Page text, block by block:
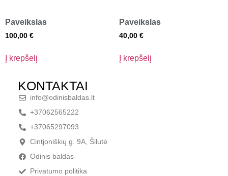
Paveikslas
100,00 €
Į krepšelį
Paveikslas
40,00 €
Į krepšelį
KONTAKTAI
info@odinisbaldas.lt
+37062565222
+37065297093
Cintjoniškių g. 9A, Šilutė
Odinis baldas
Privatumo politika